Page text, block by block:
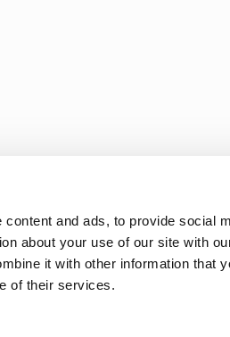
and ads, to provide social
about your use of our site with
it with other information that
of their services.